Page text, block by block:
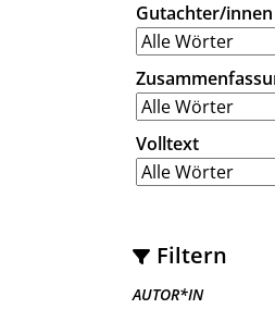
Gutachter/innen
Volltext
Filtern
AUTOR*IN